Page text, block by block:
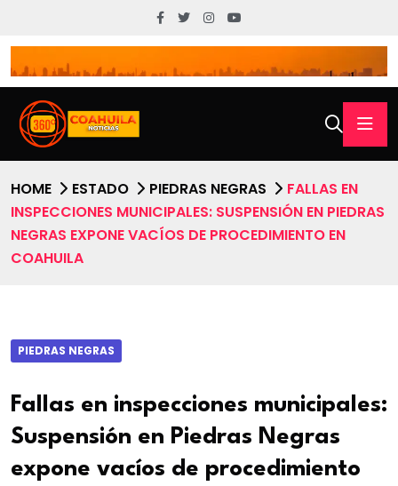
HOME ESTADO PIEDRAS NEGRAS
FALLAS EN
INSPECCIONES MUNICIPALES: SUSPENSIÓN EN PIEDRAS
NEGRAS EXPONE VACÍOS DE PROCEDIMIENTO EN
COAHUILA
PIEDRAS NEGRAS
Fallas en inspecciones municipales:
Suspensión en Piedras Negras
expone vacíos de procedimiento